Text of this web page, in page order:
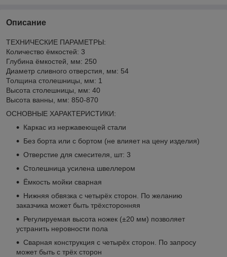
Описание
ТЕХНИЧЕСКИЕ ПАРАМЕТРЫ:
Количество ёмкостей: 3
Глубина ёмкостей, мм: 250
Диаметр сливного отверстия, мм: 54
Толщина столешницы, мм: 1
Высота столешницы, мм: 40
Высота ванны, мм: 850-870
ОСНОВНЫЕ ХАРАКТЕРИСТИКИ:
Каркас из нержавеющей стали
Без борта или с бортом (не влияет на цену изделия)
Отверстие для смесителя, шт: 3
Столешница усилена швеллером
Ёмкость мойки сварная
Нижняя обвязка с четырёх сторон. По желанию
заказчика может быть трёхсторонняя
Регулируемая высота ножек (±20 мм) позволяет
устранить неровности пола
Сварная конструкция с четырёх сторон. По запросу
может быть с трёх сторон